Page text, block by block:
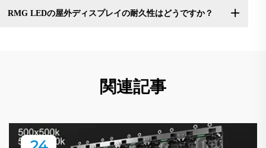
RMG LEDの屋外ディスプレイの耐久性はどうですか？
関連記事